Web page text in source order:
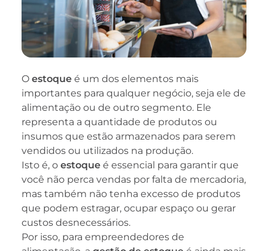
O estoque é um dos elementos mais
importantes para qualquer negócio, seja ele de
alimentação ou de outro segmento. Ele
representa a quantidade de produtos ou
insumos que estão armazenados para serem
vendidos ou utilizados na produção.
Isto é, o estoque é essencial para garantir que
você não perca vendas por falta de mercadoria,
mas também não tenha excesso de produtos
que podem estragar, ocupar espaço ou gerar
custos desnecessários.
Por isso, para empreendedores de